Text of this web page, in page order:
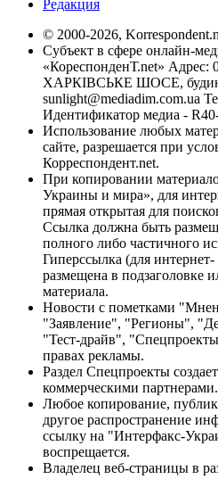
Редакция
© 2000-2026,
Субъект в сфере онлайн-
«КореспонденТ.net» Адрес:
ХАРКІВСЬКЕ ШОСЕ,
sunlight@mediadim.com.ua
Идентификатор медиа -
Использование любых
сайте, разрешается при
Корреспондент.net.
При копировании
Украины и мира», для
прямая открытая для
Ссылка должна быть
полного либо частичного
Гиперссылка (для
размещена в подзаголовке
материала.
Новости с пометками
"Заявление", "Регионы",
"Тест-драйв",
правах рекламы.
Раздел Спецпроекты
коммерческими партнерами.
Любое копирование,
другое распространение
ссылку на "Интерфакс-
воспрещается.
Владелец веб-страницы в